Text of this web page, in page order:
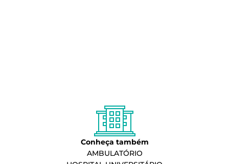
Conheça também
AMBULATÓRIO